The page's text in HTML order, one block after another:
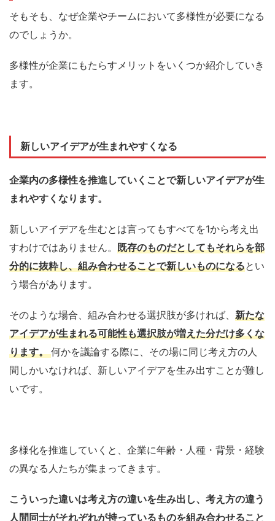
そもそも、なぜ企業やチームにおいて多様性が必要になる
のでしょうか。
多様性が企業にもたらすメリットをいくつか紹介していき
ます。
新しいアイデアが生まれやすくなる
企業内の多様性を推進していくことで新しいアイデアが生
まれやすくなります。
新しいアイデアを生むとは言ってもすべてを1から考え出
すわけではありません。 既存のものだとしてもそれらを部
分的に抜粋し、組み合わせることで新しいものになるとい
う場合があります。
そのような場合、組み合わせる選択肢が多ければ、 新たな
アイデアが生まれる可能性も選択肢が増えた分だけ多くな
ります。何かを議論する際に、その場に同じ考え方の人
間しかいなければ、新しいアイデアを生み出すことが難し
いです。
多様化を推進していくと
、企業に年齢・人種・背景・経験
の異なる人たちが集まってきます。
こういった違いは考え方の違いを生み出し、考え方の違う
人間同士がそれぞれが持っているものを組み合わせること